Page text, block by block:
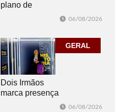
plano de
temporais no RS
06/08/2026
GERAL
Dois Irmãos
marca presença
06/08/2026